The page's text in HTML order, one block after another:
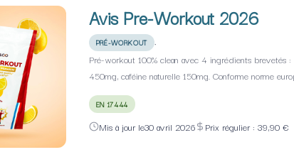
Avis Pre-Workout 2026
PRÉ-WORKOUT
·
Pré-workout 100% clean avec 4 ingrédients brevetés
450mg, caféine naturelle 150mg. Conforme norme
EN 17444
Mis à jour le30 avril 2026 Prix régulier : 39,90 €